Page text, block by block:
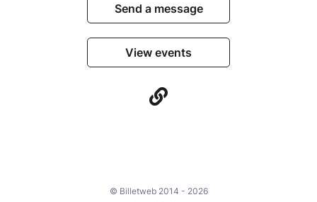
Send a message
View events
© Billetweb 2014 - 2026